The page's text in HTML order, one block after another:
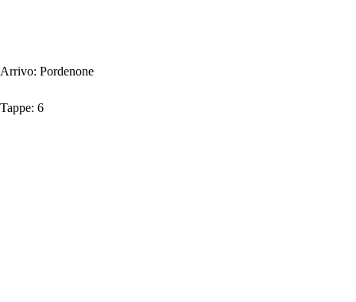
Arrivo: Pordenone
Tappe: 6